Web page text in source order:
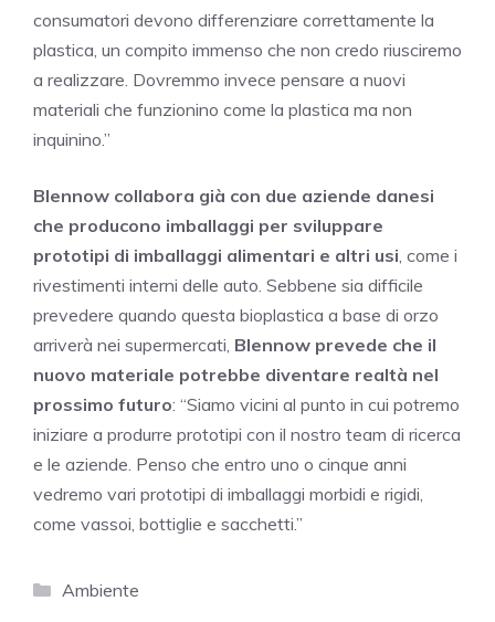
consumatori devono differenziare correttamente la
plastica, un compito immenso che non credo riusciremo
a realizzare. Dovremmo invece pensare a nuovi
materiali che funzionino come la plastica ma non
inquinino.”
Blennow collabora già con due aziende danesi
che producono imballaggi per sviluppare
prototipi di imballaggi alimentari e altri usi , come i
rivestimenti interni delle auto. Sebbene sia difficile
prevedere quando questa bioplastica a base di orzo
arriverà nei supermercati, Blennow prevede che il
nuovo materiale potrebbe diventare realtà nel
prossimo futuro: “Siamo vicini al punto in cui potremo
iniziare a produrre prototipi con il nostro team di ricerca
e le aziende. Penso che entro uno o cinque anni
vedremo vari prototipi di imballaggi morbidi e rigidi,
come vassoi, bottiglie e sacchetti.”
Categorie
Ambiente